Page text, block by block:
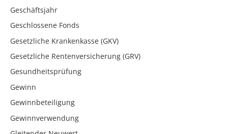
Geschäftsjahr
Geschlossene Fonds
Gesetzliche Krankenkasse (GKV)
Gesetzliche Rentenversicherung (GRV)
Gesundheitsprüfung
Gewinn
Gewinnbeteiligung
Gewinnverwendung